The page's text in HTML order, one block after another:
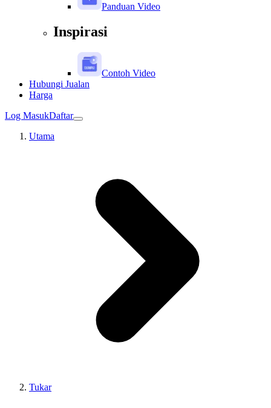
Panduan Video
Inspirasi
Contoh Video
Hubungi Jualan
Harga
Log MasukDaftar
Utama
Tukar